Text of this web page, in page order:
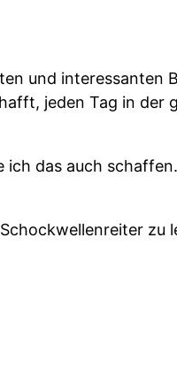
und interessanten
jeden Tag in der
das auch
zu